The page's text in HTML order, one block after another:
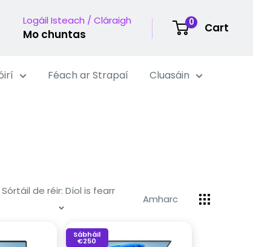
Logáil Isteach / Cláraigh
Mo chuntas
0 Cart
Féach ar Strapaí Cluasáin
Sórtáil de réir: Díol is fearr
Amharc
Sábháil
€250